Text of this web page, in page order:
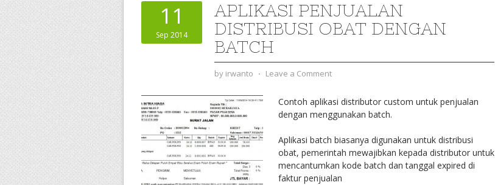
11
Sep 2014
APLIKASI PENJUALAN
DISTRIBUSI OBAT DENGAN
BATCH
by irwanto ⋅ Leave a Comment
Contoh aplikasi distributor custom untuk penjualan
dengan menggunakan batch.
Aplikasi batch biasanya digunakan untuk distribusi
obat, pemerintah mewajibkan kepada distributor untuk
mencantumkan kode batch dan tanggal expired di
faktur penjualan